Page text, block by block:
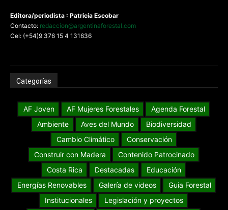
Editora/periodista : Patricia Escobar
Contacto: redaccion@argentinaforestal.com
Cel: (+54)9 376 15 4 131636
Categorías
AF Joven AF Mujeres Forestales
Agenda Forestal
Ambiente
Aves del Mundo
Biodiversidad
Cambio Climático
Conservación
Construir con Madera
Contenido Patrocinado
Costa Rica
Destacadas
Educación
Energías Renovables
Galería de videos
Guia Forestal
Institucionales
Legislación y proyectos